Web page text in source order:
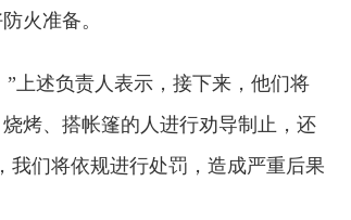
火准备。
上述负责人表示，接下来，他们将
烤、搭帐篷的人进行劝导制止，还
我们将依规进行处罚，造成严重后果